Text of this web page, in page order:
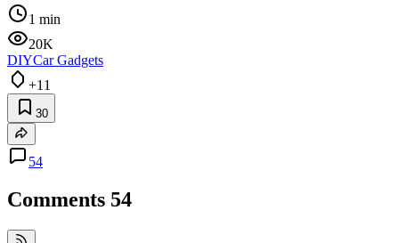
1 min
20K
DIYCar Gadgets
+11
30
54
Comments 54